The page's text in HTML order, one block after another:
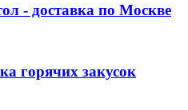
- доставка по Москве
горячих закусок